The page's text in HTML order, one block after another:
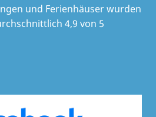
und Ferienhäuser wurden
4,9 von 5